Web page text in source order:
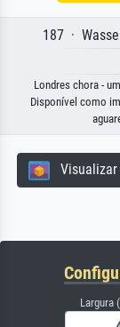
187 ·
Londres chora -
Disponível como
Visualizar
Largura